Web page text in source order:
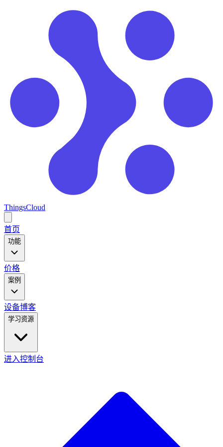
ThingsCloud
main
menu
首页
功能
价格
案例
设备博客
学习资源
进入控制台